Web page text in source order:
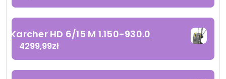
Karcher HD 6/15 M 1.150-930.0
4299,99zł